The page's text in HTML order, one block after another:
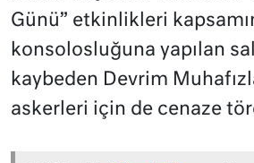
Günü” etkinlikleri
konsolosluğuna yapılan
kaybeden Devrim
askerleri için de cenaze